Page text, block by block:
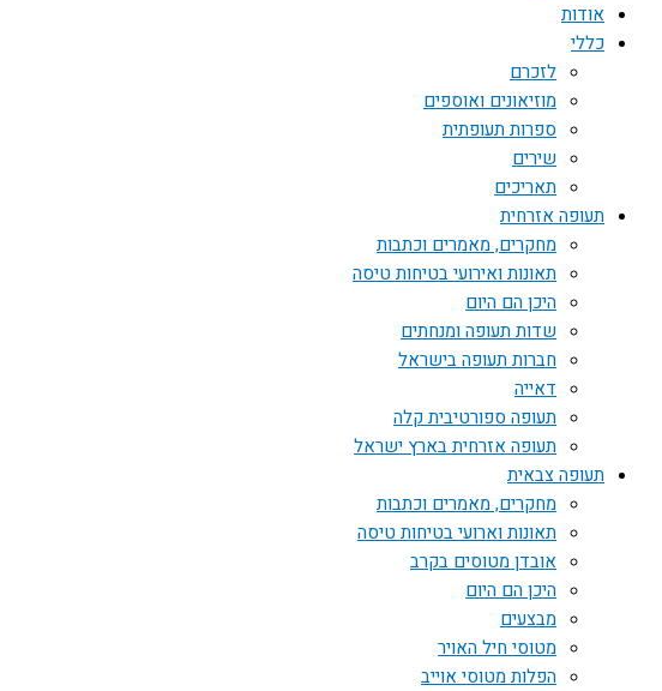
אודות
כללי
לזכרם
מוזיאונים ואוספים
ספרות תעופתית
שירים
תאריכים
תעופה אזרחית
מחקרים, מאמרים וכתבות
תאונות ואירועי בטיחות טיסה
היכן הם היום
שדות תעופה ומנחתים
חברות תעופה בישראל
דאייה
תעופה ספורטיבית קלה
תעופה אזרחית בארץ ישראל
תעופה צבאית
מחקרים, מאמרים וכתבות
תאונות וארועי בטיחות טיסה
אובדן מטוסים בקרב
היכן הם היום
מבצעים
מטוסי חיל האויר
הפלות מטוסי אוייב